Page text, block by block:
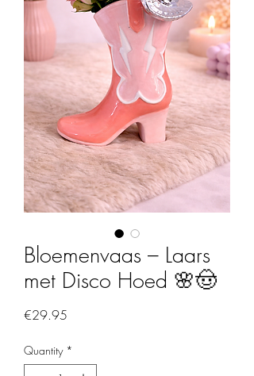
Bloemenvaas – Laars
met Disco Hoed 🌸🤠
€29.95
Quantity *